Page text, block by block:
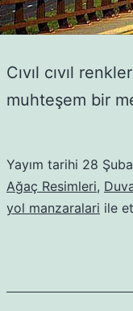
Cıvıl cıvıl
muhteşem bir
Yayım tarihi 28
Ağaç Resimleri,
yol manzaralari ile